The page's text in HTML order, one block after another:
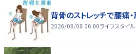
背骨のストレッチで腰痛
2026/08/08 06:00ライフスタイル